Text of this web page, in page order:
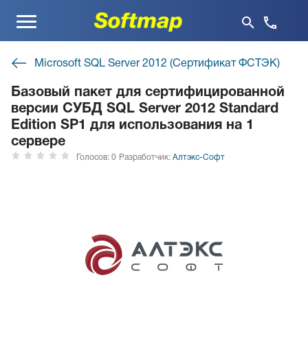
Меню
Microsoft SQL Server 2012 (Сертификат ФСТЭК)
Базовый пакет для сертифицированной
версии СУБД SQL Server 2012 Standard
Edition SP1 для использования на 1
сервере
Голосов: 0 Разработчик: Алтэкс-Софт